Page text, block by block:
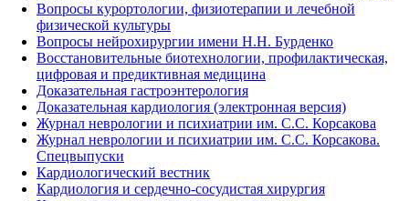
Вопросы курортологии, физиотерапии и лечебной
физической культуры
Вопросы нейрохирургии имени Н.Н. Бурденко
Восстановительные биотехнологии, профилактическая,
цифровая и предиктивная медицина
Доказательная гастроэнтерология
Доказательная кардиология (электронная версия)
Журнал неврологии и психиатрии им. С.С. Корсакова
Журнал неврологии и психиатрии им. С.С. Корсакова.
Спецвыпуски
Кардиологический вестник
Кардиология и сердечно-сосудистая хирургия